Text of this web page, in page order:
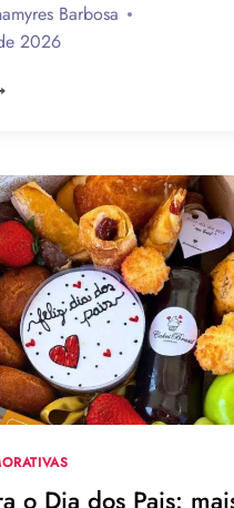
Barbosa
2026
o Dia dos Pais: